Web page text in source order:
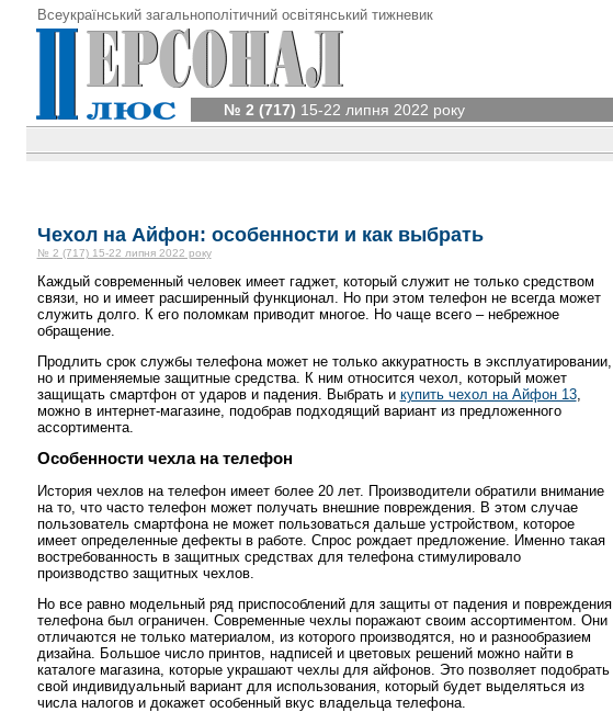
Всеукраїнський загальнополітичний освітянський тижневик
№ 2 (717) 15-22 липня 2022 року
Чехол на Айфон: особенности и как выбрать
№ 2 (717) 15-22 липня 2022 року
Каждый современный человек имеет гаджет, который служит не только средством
связи, но и имеет расширенный функционал. Но при этом телефон не всегда может
служить долго. К его поломкам приводит многое. Но чаще всего – небрежное
обращение.
Продлить срок службы телефона может не только аккуратность в эксплуатировании,
но и применяемые защитные средства. К ним относится чехол, который может
защищать смартфон от ударов и падения. Выбрать и купить чехол на Айфон 13,
можно в интернет-магазине, подобрав подходящий вариант из предложенного
ассортимента.
Особенности чехла на телефон
История чехлов на телефон имеет более 20 лет. Производители обратили внимание
на то, что часто телефон может получать внешние повреждения. В этом случае
пользователь смартфона не может пользоваться дальше устройством, которое
имеет определенные дефекты в работе. Спрос рождает предложение. Именно такая
востребованность в защитных средствах для телефона стимулировало
производство защитных чехлов.
Но все равно модельный ряд приспособлений для защиты от падения и повреждения
телефона был ограничен. Современные чехлы поражают своим ассортиментом. Они
отличаются не только материалом, из которого производятся, но и разнообразием
дизайна. Большое число принтов, надписей и цветовых решений можно найти в
каталоге магазина, которые украшают чехлы для айфонов. Это позволяет подобрать
свой индивидуальный вариант для использования, который будет выделяться из
числа налогов и докажет особенный вкус владельца телефона.